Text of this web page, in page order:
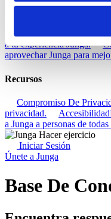
Descubra
a tu experiencia Junga.
aprovechar Junga para
Recursos
Compromiso De
privacidad.
Accesibilidad
a Junga a personas de
Iniciar Sesión
Únete a Junga
Base De